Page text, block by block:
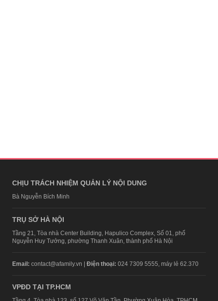
CHỊU TRÁCH NHIỆM QUẢN LÝ NỘI DUNG
Bà Nguyễn Bích Minh
TRỤ SỞ HÀ NỘI
Tầng 21, Tòa nhà Center Building, Hapulico Complex, Số 01, phố
Nguyễn Huy Tưởng, phường Thanh Xuân, thành phố Hà Nội
Email: contact@afamily.vn | Điện thoại: 024 7309 5555, máy lẻ 62.370
VPĐD TẠI TP.HCM